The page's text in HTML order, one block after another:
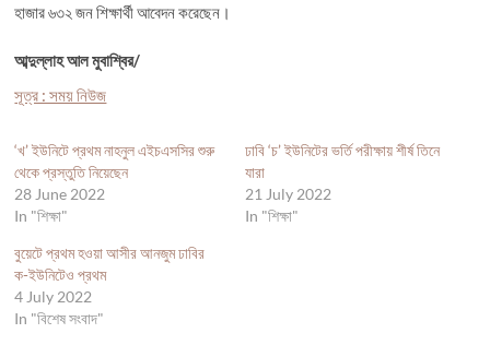
হাজার ৬৩২ জন শিক্ষার্থী আবেদন করেছেন।
আব্দুল্লাহ আল মুবাশ্বির/
সূত্র : সময় নিউজ
‘খ’ ইউনিটে প্রথম নাহনুল এইচএসসির শুরু
থেকে প্রস্তুতি নিয়েছেন
28 June 2022
In "শিক্ষা"
ঢাবি ‘চ’ ইউনিটের ভর্তি পরীক্ষায় শীর্ষ তিনে
যারা
21 July 2022
In "শিক্ষা"
বুয়েটে প্রথম হওয়া আসীর আনজুম ঢাবির
ক-ইউনিটেও প্রথম
4 July 2022
In "বিশেষ সংবাদ"